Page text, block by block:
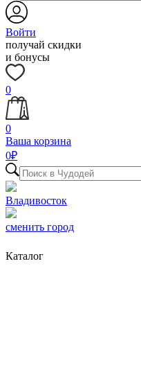
Войти
получай скидки
и бонусы
0
0
Ваша корзина
0₽
Владивосток
сменить город
Каталог